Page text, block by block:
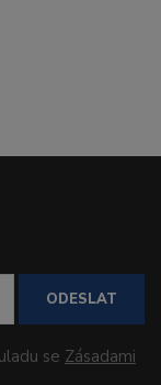
ODESLAT
se Zásadami